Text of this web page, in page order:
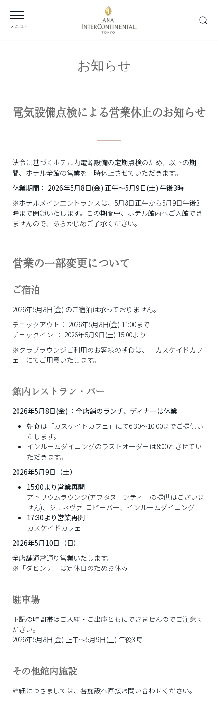
メニュー
お知らせ
電気設備点検による営業休止のお知らせ
法令に基づくホテル内電源設備の定期点検のため、以下の期
間、ホテル全館の営業を一時休止させていただきます。
休業期間： 2026年5月8日(金) 正午～5月9日(土) 午後3時
※ホテルメインエントランスは、5月8日正午から5月9日午後3
時まで閉鎖いたします。この期間中、ホテル館内へご入館でき
ませんので、あらかじめご了承ください。
営業の一部変更について
ご宿泊
2026年5月8日(金) のご宿泊は承っておりません。
チェックアウト： 2026年5月8日(金) 11:00まで
チェックイン ： 2026年5月9日(土) 15:00より
※クラブラウンジご利用のお客様の朝食は、「カスケイドカフ
ェ」にてご用意いたします。
館内レストラン・バー
2026年5月8日(金) ：全店舗のランチ、ディナーは休業
朝食は「カスケイドカフェ」にて6:30～10:00までご提供い
たします。
インルームダイニングのラストオーダーは8:00とさせてい
ただきます。
2026年5月9日（土）
15:00より営業再開
アトリウムラウンジ(アフタヌーンティーの提供はございま
せん)、ジュネヴァ ロビーバー、インルームダイニング
17:30より営業再開
カスケイドカフェ
2026年5月10日（日）
全店舗通常通り営業いたします。
※「ダビンチ」は定休日のためお休み
駐車場
下記の時間帯はご入庫・ご出庫ともにできませんのでご注意く
ださい。
2026年5月8日(金) 正午～5月9日(土) 午後3時
その他館内施設
詳細につきましては、各施設へ直接お問い合わせください。